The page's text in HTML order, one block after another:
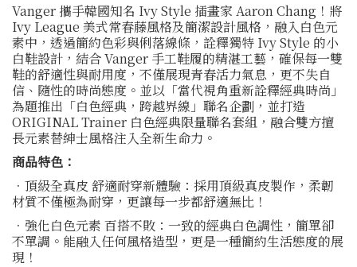
Vanger 攜手韓國知名 Ivy Style 插畫家 Aaron Chang！將
Ivy League 美式常春藤風格及簡潔設計風格，融入白色元
素中，透過簡約色彩與俐落線條，詮釋獨特 Ivy Style 的小
白鞋設計，結合 Vanger 手工鞋履的精湛工藝，確保每一雙
鞋的舒適性與耐用度，不僅展現青春活力氣息，更不失自
信、隨性的時尚態度。並以「當代視角重新詮釋經典時尚」
為題推出「白色經典，跨越界線」聯名企劃，並打造
ORIGINAL Trainer 白色經典限量聯名套組，融合雙方擅
長元素替紳士風格注入全新生命力。
商品特色：
．頂級全真皮 舒適耐穿新體驗：採用頂級真皮製作，柔韌
材質不僅極為耐穿，更讓每一步都舒適無比！
．強化白色元素 百搭不敗：一致的經典白色調性，簡單卻
不單調。能融入任何風格造型，更是一種簡約生活態度的展
現！